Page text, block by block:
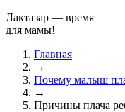
Лактазар — время
для мамы!
Главная
→
Почему малыш
→
Причины плача